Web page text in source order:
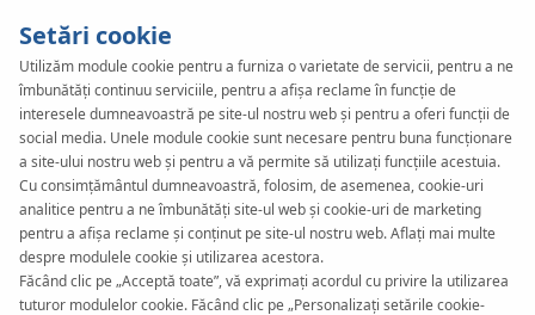
SYSTEMKAN-therm
InoxFlow
Setări cookie
Utilizăm module cookie pentru a furniza o varietate de servicii, pentru a ne
îmbunătăți continuu serviciile, pentru a afișa reclame în funcție de
interesele dumneavoastră pe site-ul nostru web și pentru a oferi funcții de
social media. Unele module cookie sunt necesare pentru buna funcționare
a site-ului nostru web și pentru a vă permite să utilizați funcțiile acestuia.
Cu consimțământul dumneavoastră, folosim, de asemenea, cookie-uri
analitice pentru a ne îmbunătăți site-ul web și cookie-uri de marketing
pentru a afișa reclame și conținut pe site-ul nostru web. Aflați mai multe
despre modulele cookie și utilizarea acestora.
Făcând clic pe „Acceptă toate”, vă exprimați acordul cu privire la utilizarea
tuturor modulelor cookie. Făcând clic pe „Personalizați setările cookie-